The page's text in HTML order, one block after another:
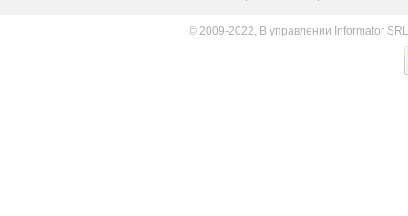
© 2009-2022, В управлении Informator SRL